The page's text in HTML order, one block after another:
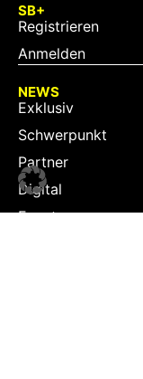
SB+
Registrieren
Anmelden
NEWS
Exklusiv
Schwerpunkt
Partner
Digital
Events